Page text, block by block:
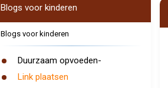
Blogs voor kinderen
Blogs voor kinderen
Duurzaam opvoeden-
Link plaatsen